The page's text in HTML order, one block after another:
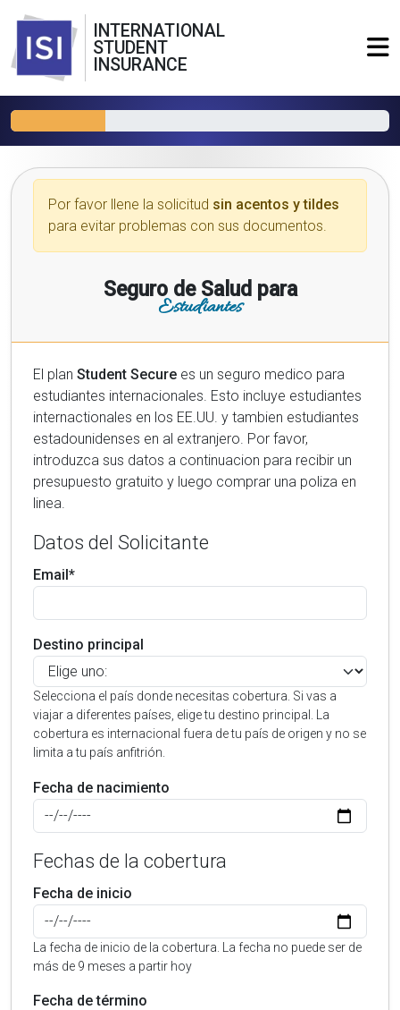
INTERNATIONAL
STUDENT
INSURANCE
Por favor llene la solicitud sin acentos y tildes
para evitar problemas con sus documentos.
Seguro de Salud para
Estudiantes
El plan Student Secure es un seguro medico para
estudiantes internacionales. Esto incluye estudiantes
internactionales en los EE.UU. y tambien estudiantes
estadounidenses en al extranjero. Por favor,
introduzca sus datos a continuacion para recibir un
presupuesto gratuito y luego comprar una poliza en
linea.
Datos del Solicitante
Email*
Destino principal
Selecciona el país donde necesitas cobertura. Si vas a
viajar a diferentes países, elige tu destino principal. La
cobertura es internacional fuera de tu país de origen y no se
limita a tu país anfitrión.
Fecha de nacimiento
Fechas de la cobertura
Fecha de inicio
La fecha de inicio de la cobertura. La fecha no puede ser de
más de 9 meses a partir hoy
Fecha de término